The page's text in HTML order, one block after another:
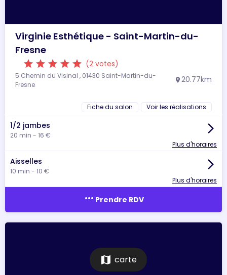
Virginie Esthétique - Saint-Martin-du-
Fresne
star star star star star (2 votes)
5 Chemin du Visinal , 01430 Saint-Martin-du-
Fresne
location_on 20.77km
Fiche du salon Voir les réalisations
1/2 jambes
20 min - 16 €
arrow_forward_ios
Plus d'horaires
Aisselles
10 min - 10 €
arrow_forward_ios
Plus d'horaires
more_horiz Prendre RDV
map carte